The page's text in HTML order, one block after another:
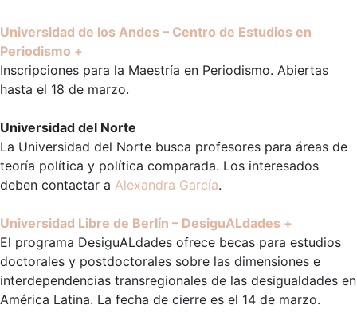
Universidad de los Andes – Centro de Estudios en
Periodismo +
Inscripciones para la Maestría en Periodismo. Abiertas
hasta el 18 de marzo.
Universidad del Norte
La Universidad del Norte busca profesores para áreas de
teoría política y política comparada. Los interesados
deben contactar a Alexandra García.
Universidad Libre de Berlín – DesiguALdades +
El programa DesiguALdades ofrece becas para estudios
doctorales y postdoctorales sobre las dimensiones e
interdependencias transregionales de las desigualdades en
América Latina. La fecha de cierre es el 14 de marzo.